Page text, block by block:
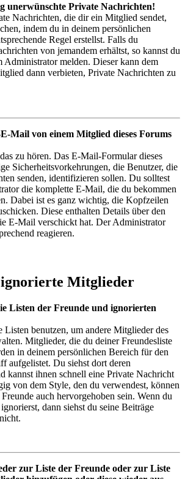
unerwünschte Private Nachrichten!
Nachrichten, die dir ein Mitglied sendet,
indem du in deinem persönlichen
Regel erstellst. Falls du
von jemandem erhältst, so kannst du
Administrator melden. Dieser kann dem
dann verbieten, Private Nachrichten zu
Mail von einem Mitglied dieses Forums
zu hören. Das E-Mail-Formular dieses
Sicherheitsvorkehrungen, die Benutzer, die
senden, identifizieren sollen. Du solltest
die komplette E-Mail, die du bekommen
Dabei ist es ganz wichtig, die Kopfzeilen
Diese enthalten Details über den
E-Mail verschickt hat. Der Administrator
reagieren.
Mitglieder
Listen der Freunde und ignorierten
Listen benutzen, um andere Mitglieder des
Mitglieder, die du deiner Freundesliste
in deinem persönlichen Bereich für den
aufgelistet. Du siehst dort deren
kannst ihnen schnell eine Private Nachricht
von dem Style, den du verwendest, können
auch hervorgehoben sein. Wenn du
dann siehst du seine Beiträge
zur Liste der Freunde oder zur Liste